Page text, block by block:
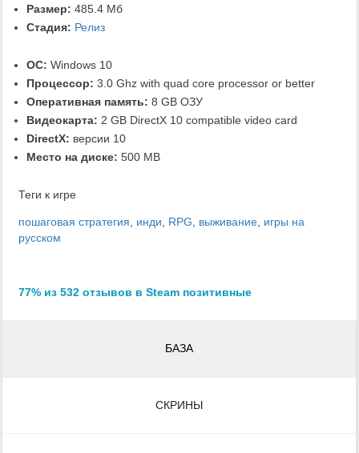
Размер: 485.4 Мб
Стадия: Релиз
ОС: Windows 10
Процессор: 3.0 Ghz with quad core processor or better
Оперативная память: 8 GB ОЗУ
Видеокарта: 2 GB DirectX 10 compatible video card
DirectX: версии 10
Место на диске: 500 MB
Теги к игре
пошаговая стратегия инди RPG выживание игры на
русском
77% из 532 отзывов в Steam позитивные
БАЗА
СКРИНЫ